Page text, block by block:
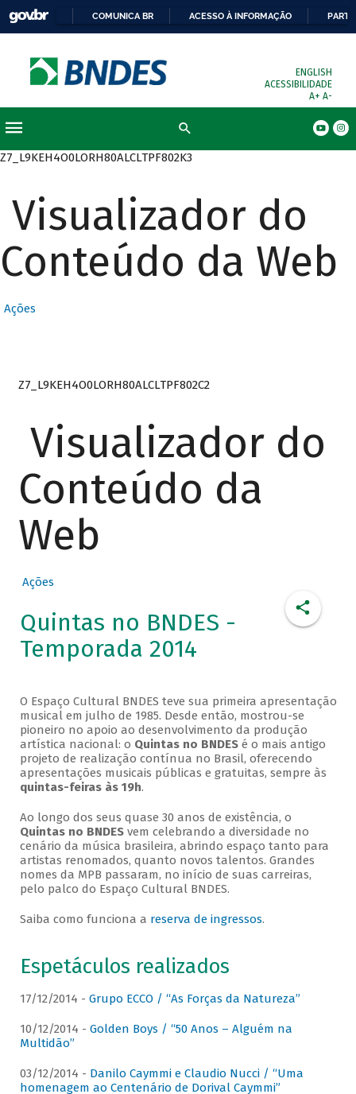
COMUNICA BR ACESSO À INFORMAÇÃO
ENGLISH
ACESSIBILIDADE
A+ A-
Z7_L9KEH4O0LORH80ALCLTPF802K3
Visualizador do
Conteúdo da Web
Ações
Z7_L9KEH4O0LORH80ALCLTPF802C2
Visualizador do
Conteúdo da
Web
Ações
Quintas no BNDES -
Temporada 2014
O Espaço Cultural BNDES teve sua primeira apresentação
musical em julho de 1985. Desde então, mostrou-se
pioneiro no apoio ao desenvolvimento da produção
artística nacional: o Quintas no BNDESé o mais antigo
projeto de realização contínua no Brasil, oferecendo
apresentações musicais públicas e gratuitas, sempre às
quintas-feiras às 19h.
Ao longo dos seus quase 30 anos de existência, o
Quintas no BNDESvem celebrando a diversidade no
cenário da música brasileira, abrindo espaço tanto para
artistas renomados, quanto novos talentos. Grandes
nomes da MPB passaram, no início de suas carreiras,
pelo palco do Espaço Cultural BNDES.
Saiba como funciona a reserva de ingressos.
Espetáculos realizados
17/12/2014 - Grupo ECCO / “As Forças da Natureza”
10/12/2014 - Golden Boys / “50 Anos – Alguém na
Multidão”
03/12/2014 - Danilo Caymmi e Claudio Nucci / “Uma
homenagem ao Centenário de Dorival Caymmi”